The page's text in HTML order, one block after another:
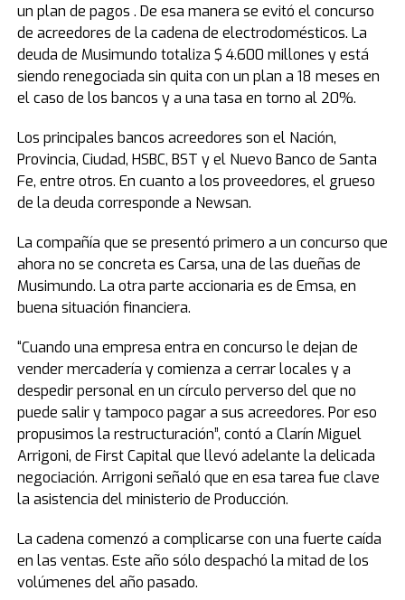
un plan de pagos . De esa manera se evitó el concurso
de acreedores de la cadena de electrodomésticos. La
deuda de Musimundo totaliza $ 4.600 millones y está
siendo renegociada sin quita con un plan a 18 meses en
el caso de los bancos y a una tasa en torno al 20%.
Los principales bancos acreedores son el Nación,
Provincia, Ciudad, HSBC, BST y el Nuevo Banco de Santa
Fe, entre otros. En cuanto a los proveedores, el grueso
de la deuda corresponde a Newsan.
La compañía que se presentó primero a un concurso que
ahora no se concreta es Carsa, una de las dueñas de
Musimundo. La otra parte accionaria es de Emsa, en
buena situación financiera.
“Cuando una empresa entra en concurso le dejan de
vender mercadería y comienza a cerrar locales y a
despedir personal en un círculo perverso del que no
puede salir y tampoco pagar a sus acreedores. Por eso
propusimos la restructuración”, contó a Clarín Miguel
Arrigoni, de First Capital que llevó adelante la delicada
negociación. Arrigoni señaló que en esa tarea fue clave
la asistencia del ministerio de Producción.
La cadena comenzó a complicarse con una fuerte caída
en las ventas. Este año sólo despachó la mitad de los
volúmenes del año pasado.